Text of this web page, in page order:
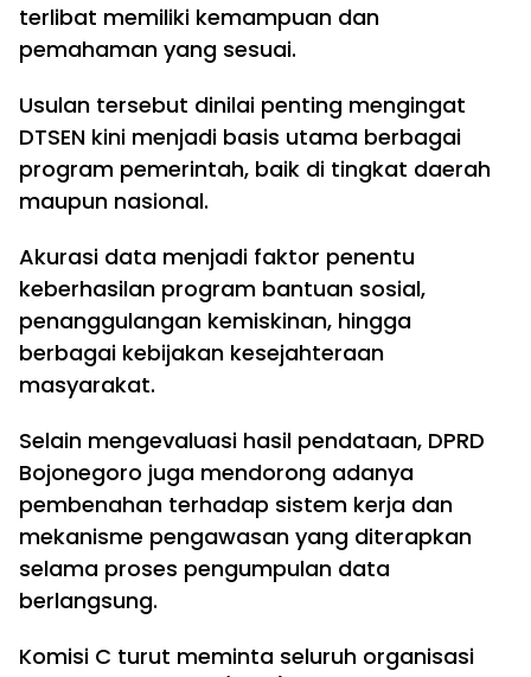
terlibat memiliki kemampuan dan
pemahaman yang sesuai.
Usulan tersebut dinilai penting mengingat
DTSEN kini menjadi basis utama berbagai
program pemerintah, baik di tingkat daerah
maupun nasional.
Akurasi data menjadi faktor penentu
keberhasilan program bantuan sosial,
penanggulangan kemiskinan, hingga
berbagai kebijakan kesejahteraan
masyarakat.
Selain mengevaluasi hasil pendataan, DPRD
Bojonegoro juga mendorong adanya
pembenahan terhadap sistem kerja dan
mekanisme pengawasan yang diterapkan
selama proses pengumpulan data
berlangsung.
Komisi C turut meminta seluruh organisasi